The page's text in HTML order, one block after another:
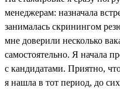
менеджерам: назначала
занималась скринингом
мне доверили несколько
самостоятельно. Я начала
с кандидатами. Приятно,
я нашла в тот период, до